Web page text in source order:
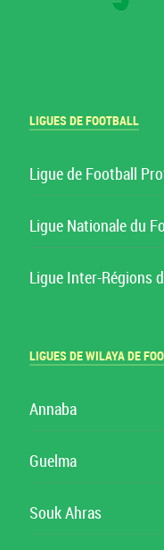
LIGUES DE FOOTBALL
Ligue de Football
Ligue Nationale du
Ligue Inter-Régions
LIGUES DE WILAYA DE
Annaba
Guelma
Souk Ahras